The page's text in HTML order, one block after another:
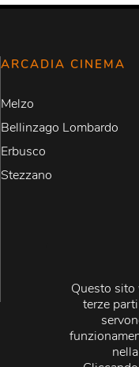
Questo
terze
nella
ARCADIA CINEMA
Melzo
Bellinzago Lombardo
Erbusco
Stezzano